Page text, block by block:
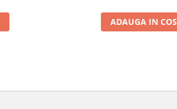
ADAUGA IN COS